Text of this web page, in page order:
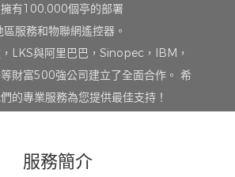
有100,000個亭的部署
服務和物聯網遙控器。
LKS與阿里巴巴，Sinopec，IBM，
財富500強公司建立了全面合作。 希
的專業服務為您提供最佳支持！
服務簡介